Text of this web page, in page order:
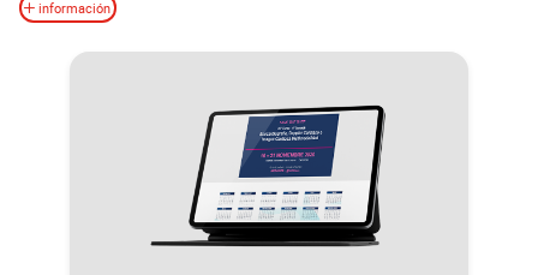
información